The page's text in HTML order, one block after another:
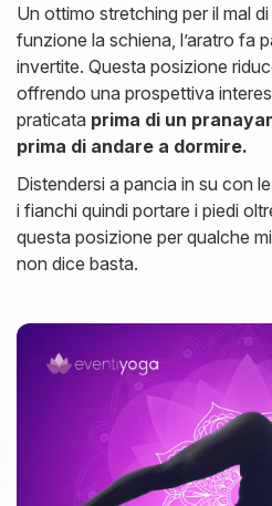
Un ottimo stretching per il mal
funzione la schiena, l’aratro fa
invertite. Questa posizione
offrendo una prospettiva
praticata prima di un
prima di andare a dormire.
Distendersi a pancia in su con
i fianchi quindi portare i piedi
questa posizione per qualche
non dice basta.